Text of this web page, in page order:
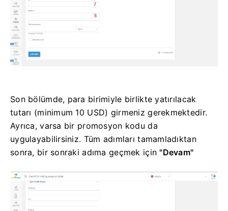
Son bölümde, para birimiyle birlikte yatırılacak
tutarı (minimum 10 USD) girmeniz gerekmektedir.
Ayrıca, varsa bir promosyon kodu da
uygulayabilirsiniz. Tüm adımları tamamladıktan
sonra, bir sonraki adıma geçmek için "Devam"